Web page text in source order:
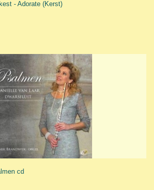
- Adorate (Kerst)
cd